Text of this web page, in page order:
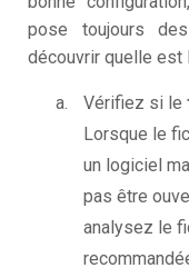
pose toujours
découvrir quelle est
Vérifiez si le
Lorsque le
un logiciel
pas être
analysez le